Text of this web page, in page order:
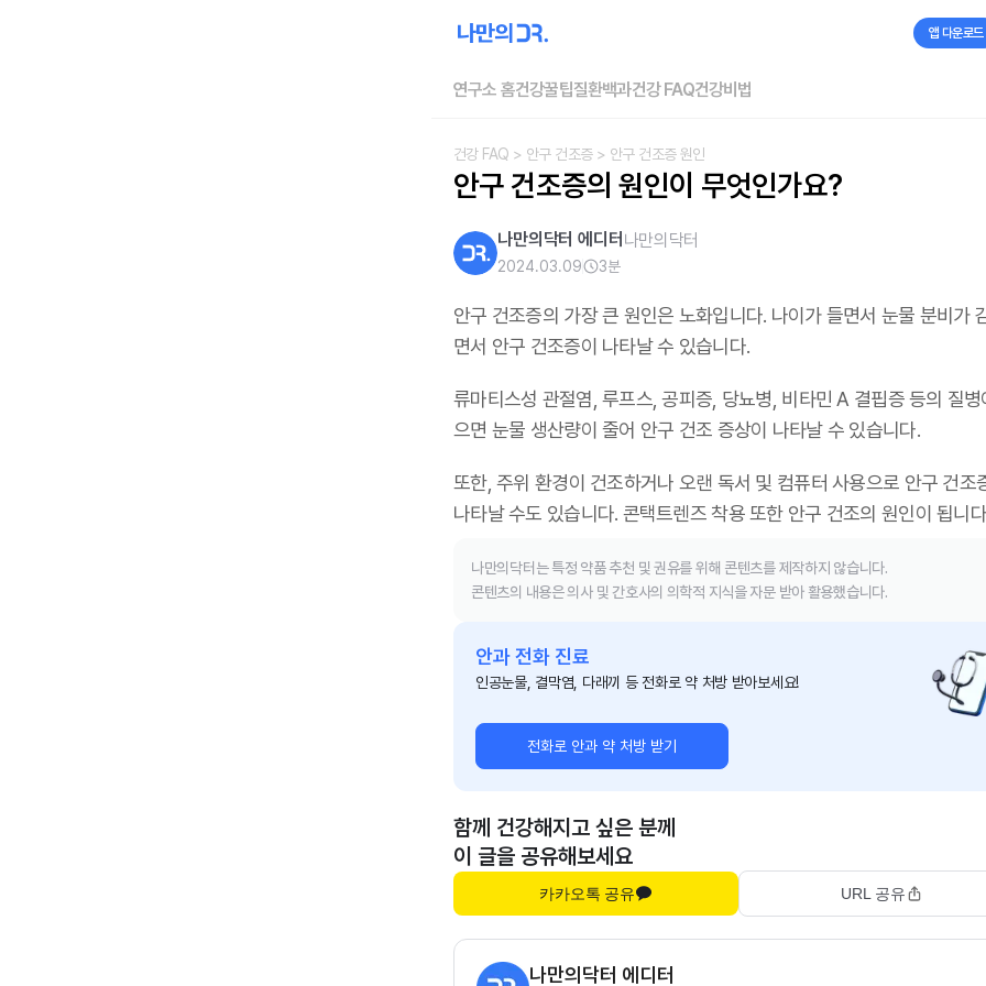
앱 다운로드
연구소 홈건강꿀팁질환백과건강 FAQ건강비법
건강 FAQ > 안구 건조증> 안구 건조증 원인
안구 건조증의 원인이 무엇인가요?
나만의닥터 에디터 나만의닥터
2024.03.09 3분
안구 건조증의 가장 큰 원인은 노화입니다. 나이가 들면서 눈물 분비가
면서 안구 건조증이 나타날 수 있습니다.
류마티스성 관절염, 루프스, 공피증, 당뇨병, 비타민 A 결핍증 등의 질병
으면 눈물 생산량이 줄어 안구 건조 증상이 나타날 수 있습니다.
또한, 주위 환경이 건조하거나 오랜 독서 및 컴퓨터 사용으로 안구 건조
나타날 수도 있습니다. 콘택트렌즈 착용 또한 안구 건조의 원인이 됩니
나만의닥터는 특정 약품 추천 및 권유를 위해 콘텐츠를 제작하지 않습니다.
콘텐츠의 내용은 의사 및 간호사의 의학적 지식을 자문 받아 활용했습니다.
안과 전화 진료
인공눈물, 결막염, 다래끼 등 전화로 약 처방 받아보세요!
전화로 안과 약 처방 받기
함께 건강해지고 싶은 분께
이 글을 공유해보세요
카카오톡 공유 URL 공유
나만의닥터 에디터